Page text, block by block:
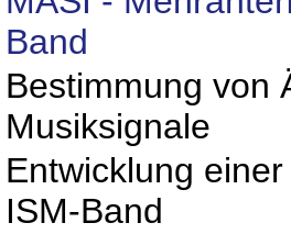
Band
Bestimmung von
Musiksignale
Entwicklung
ISM-Band